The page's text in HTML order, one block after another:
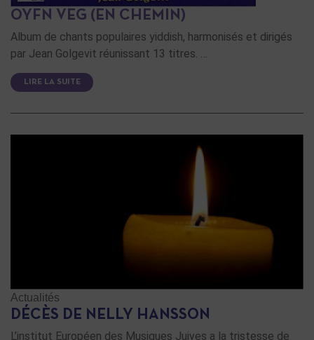
OYFN VEG (EN CHEMIN)
Album de chants populaires yiddish, harmonisés et dirigés
par Jean Golgevit réunissant 13 titres. …
LIRE LA SUITE
Actualités
DÉCÈS DE NELLY HANSSON
L’institut Européen des Musiques Juives a la tristesse de